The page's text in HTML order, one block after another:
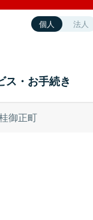
個人 法人
ス・お手続き
御正町